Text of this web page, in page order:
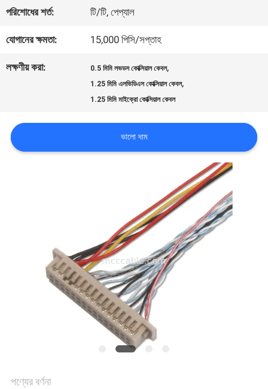
আমাদের
সাথে
যোগাযোগ
মামলা
পরিশোধের শর্ত: টি/টি, পেপ্যাল
যোগানের ক্ষমতা: 15,000 পিসি/সপ্তাহ
লক্ষণীয় করা: 0.5 মিমি লভডস কোক্সিয়াল কেবল,
1.25 মিমি এলভিডিএস কোক্সিয়াল কেবল,
1.25 মিমি মাইক্রো কোক্সিয়াল কেবল
ভালো দাম
পণ্যের বর্ণনা